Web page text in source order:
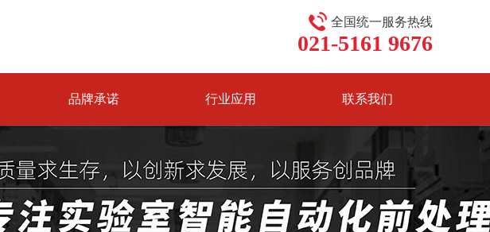
全国统一服务热线
021-5161 9676
品牌承诺 行业应用 联系我们